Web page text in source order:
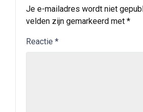
Je e-mailadres wordt niet
velden zijn gemarkeerd met *
Reactie *